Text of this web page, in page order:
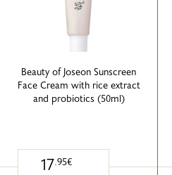
Beauty of Joseon Sunscreen
Face Cream with rice extract
and probiotics (50ml)
17.95€